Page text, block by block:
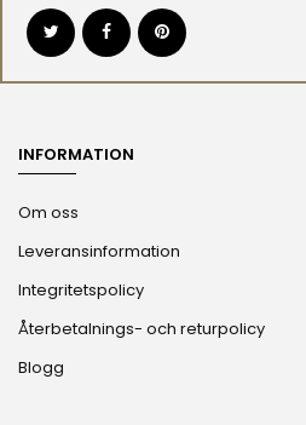
INFORMATION
Om oss
Leveransinformation
Integritetspolicy
Återbetalnings- och returpolicy
Blogg